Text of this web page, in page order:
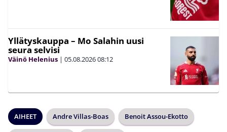
Yllätyskauppa – Mo Salahin uusi
seura selvisi
Väinö Helenius | 05.08.202608:12
AIHEET Andre Villas-Boas Benoit Assou-Ekotto